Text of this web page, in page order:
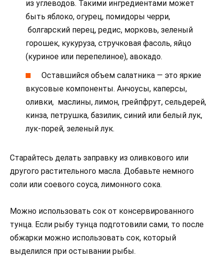
из углеводов. Такими ингредиентами может
быть яблоко, огурец, помидоры черри,
болгарский перец, редис, морковь, зеленый
горошек, кукуруза, стручковая фасоль, яйцо
(куриное или перепелиное), авокадо.
Оставшийся объем салатника — это яркие
вкусовые компоненты. Анчоусы, каперсы,
оливки, маслины, лимон, грейпфрут, сельдерей,
кинза, петрушка, базилик, синий или белый лук,
лук-порей, зеленый лук.
Старайтесь делать заправку из оливкового или
другого растительного масла. Добавьте немного
соли или соевого соуса, лимонного сока.
Можно использовать сок от консервированного
тунца. Если рыбу тунца подготовили сами, то после
обжарки можно использовать сок, который
выделился при остывании рыбы.